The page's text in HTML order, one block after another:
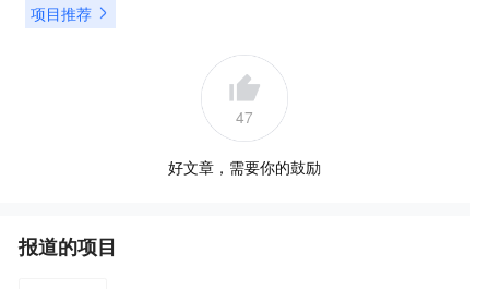
项目推荐
47
好文章，需要你的鼓励
报道的项目